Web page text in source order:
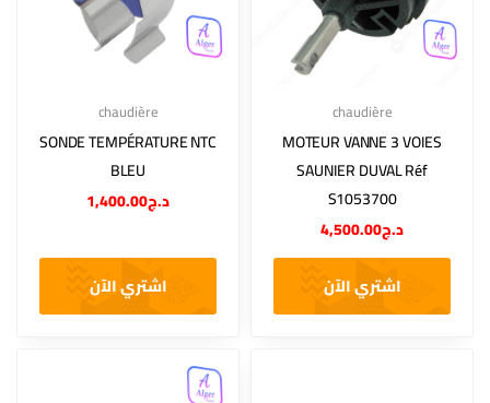
chaudière
SONDE TEMPÉRATURE NTC
BLEU
د.ج1,400.00
اشتري الآن
chaudière
MOTEUR VANNE 3 VOIES
SAUNIER DUVAL Réf
S1053700
د.ج4,500.00
اشتري الآن